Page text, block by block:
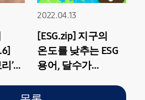
’가
난
2022.04.13
[ESG.zip] 지구의
온도를 낮추는 ESG
용어, 달수가
‘탄소중립&넷제로’